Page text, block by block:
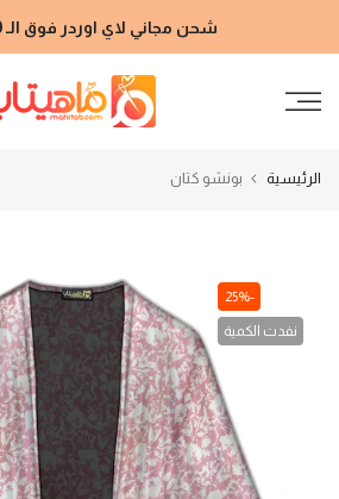
إلى
شحن مجاني لاي اوردر فوق الـ 2000 جنيه
الرئيسية بونشو كتان
-25%
نفدت الكمية